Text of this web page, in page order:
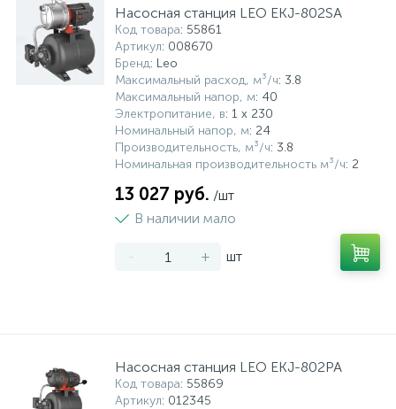
Насосная станция LEO EKJ-802SA
Код товара: 55861
Артикул: 008670
Бренд: Leo
Максимальный расход, м³/ч: 3.8
Максимальный напор, м: 40
Электропитание, в: 1 x 230
Номинальный напор, м: 24
Производительность, м³/ч: 3.8
Номинальная производительность м³/ч: 2
13 027 руб. /шт
В наличии мало
- + шт
Насосная станция LEO EKJ-802PA
Код товара: 55869
Артикул: 012345